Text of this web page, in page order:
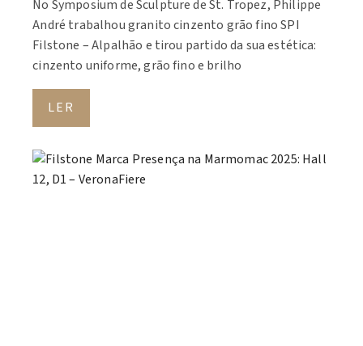
No Symposium de Sculpture de St. Tropez, Philippe
André trabalhou granito cinzento grão fino SPI
Filstone – Alpalhão e tirou partido da sua estética:
cinzento uniforme, grão fino e brilho
LER